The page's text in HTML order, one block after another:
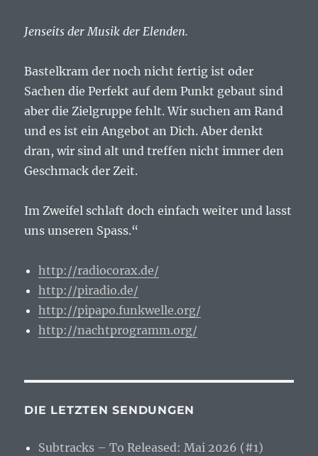
Jenseits der Musik der Elenden.
Bastelkram der noch nicht fertig ist oder
Sachen die Perfekt auf dem Punkt gebaut sind
aber die Zielgruppe fehlt. Wir suchen am Rand
und es ist ein Angebot an Dich. Aber denkt
dran, wir sind alt und treffen nicht immer den
Geschmack der Zeit.
Im Zweifel schlaft doch einfach weiter und lasst
uns unseren Spass.“
http://radiocorax.de/
http://piradio.de/
http://pipapo.funkwelle.org/
http://nachtprogramm.org/
DIE LETZTEN SENDUNGEN
Subtracks – To Released: Mai 2026 (#1)